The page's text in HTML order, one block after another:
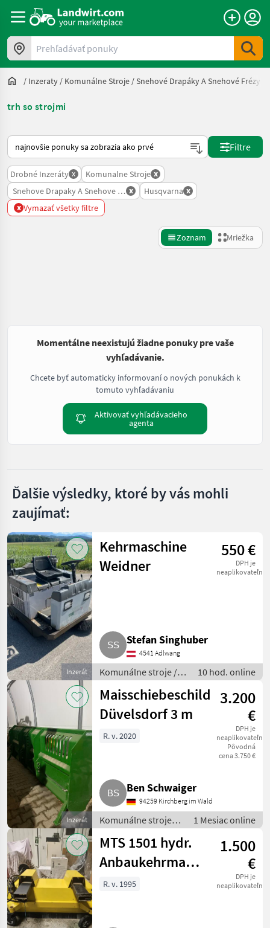
Prehľadávať ponuky
/ Inzeraty / Komunálne Stroje /Snehové Drapáky A Snehové Frézy
trh so strojmi
Takto sa vykonáva triedenie na Landwirt.com
Filtre
Drobné Inzeráty x Komunalne Stroje x
Snehove Drapaky A Snehove Frezy
x Husqvarna x
x Vymazať všetky filtre
Zoznam Mriežka
Momentálne neexistujú žiadne ponuky pre vaše
vyhľadávanie.
Chcete byť automaticky informovaní o nových ponukách k
tomuto vyhľadávaniu
Aktivovať vyhľadávacieho
agenta
Ďalšie výsledky, ktoré by vás mohli
zaujímať:
Inzerát
Kehrmaschine
Weidner
550 €
DPH je
neaplikovateľné
Stefan Singhuber
4541 Adlwang
Komunálne stroje /
Zametací stroj
10 hod. online
Inzerát
Maisschiebeschild
Düvelsdorf 3 m
3.200
€
DPH je
neaplikovateľné
Pôvodná
cena 3.750 €
R. v. 2020
Ben Schwaiger
94259 Kirchberg im Wald
Komunálne stroje /
Zametací stroj
1 Mesiac online
MTS 1501 hydr.
Anbaukehrmaschine
für Stapler,
1.500
€
DPH je
neaplikovateľné
R. v. 1995